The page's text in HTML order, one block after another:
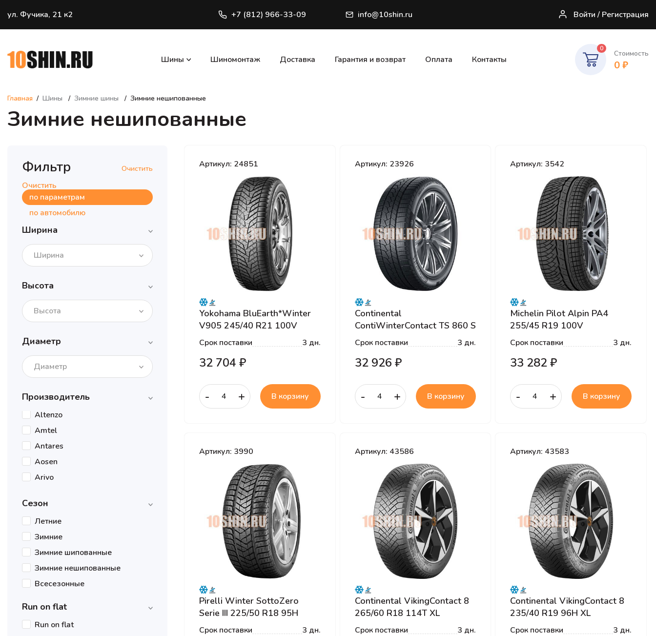
ул. Фучика, 21 к2 +7 (812) 966-33-09 info@10shin.ru Войти / Регистрация
Шины Шиномонтаж Доставка Гарантия и возврат Оплата Контакты
0
Стоимость
0₽
Главная Шины Зимние шины Зимние нешипованные
Зимние нешипованные
Фильтр Очистить
Очистить
по параметрам
по автомобилю
Ширина
Ширина
Высота
Высота
Диаметр
Диаметр
Производитель
Altenzo
Amtel
Antares
Aosen
Arivo
Atlander
Attar
Avatyre
BARS
Belshina
BFGoodrich
Bridgestone
Сезон
Летние
Зимние
Зимние шипованные
Зимние нешипованные
Всесезонные
Run on flat
Run on flat
Артикул: 24851
Yokohama BluEarth*Winter
V905 245/40 R21 100V
Срок поставки 3 дн.
32 704 ₽
- + В корзину
Артикул: 23926
Continental
ContiWinterContact TS 860 S
225/40 R19 93V XL Runflat
Срок поставки 3 дн.
32 926 ₽
- + В корзину
Артикул: 3542
Michelin Pilot Alpin PA4
255/45 R19 100V
Срок поставки 3 дн.
33 282 ₽
- + В корзину
Артикул: 3990
Pirelli Winter SottoZero
Serie III 225/50 R18 95H
Runflat
Срок поставки 3 дн.
Артикул: 43586
Continental VikingContact 8
265/60 R18 114T XL
Срок поставки 3 дн.
Артикул: 43583
Continental VikingContact 8
235/40 R19 96H XL
Срок поставки 3 дн.